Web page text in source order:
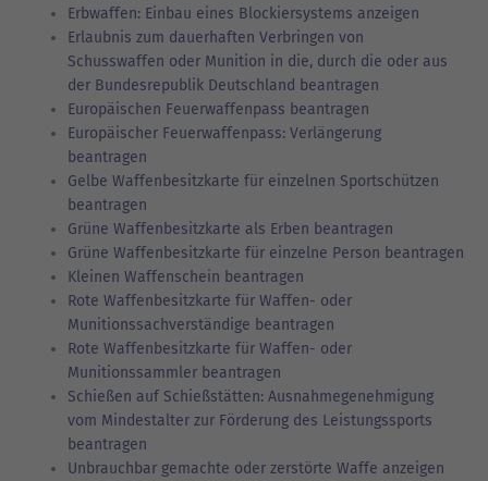
Erbwaffen: Einbau eines Blockiersystems anzeigen
Erlaubnis zum dauerhaften Verbringen von
Schusswaffen oder Munition in die, durch die oder aus
der Bundesrepublik Deutschland beantragen
Europäischen Feuerwaffenpass beantragen
Europäischer Feuerwaffenpass: Verlängerung
beantragen
Gelbe Waffenbesitzkarte für einzelnen Sportschützen
beantragen
Grüne Waffenbesitzkarte als Erben beantragen
Grüne Waffenbesitzkarte für einzelne Person beantragen
Kleinen Waffenschein beantragen
Rote Waffenbesitzkarte für Waffen- oder
Munitionssachverständige beantragen
Rote Waffenbesitzkarte für Waffen- oder
Munitionssammler beantragen
Schießen auf Schießstätten: Ausnahmegenehmigung
vom Mindestalter zur Förderung des Leistungssports
beantragen
Unbrauchbar gemachte oder zerstörte Waffe anzeigen